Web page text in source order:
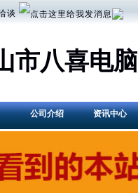
谈
市八喜电
公司介绍 资讯中心